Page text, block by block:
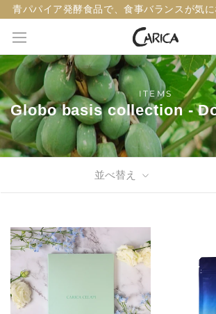
プ
し
て
コ
ン
テ
青パパイア発酵食品で、食事バランスが気
ITEMS
Globo basis collection -
並べ替え